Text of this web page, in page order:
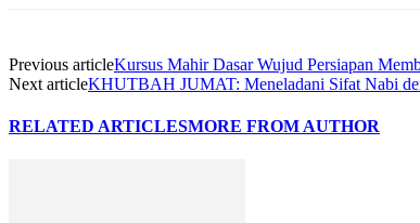
Previous articleKursus Mahir Dasar Wujud Persiapan
Next articleKHUTBAH JUMAT: Meneladani Sifat Nabi
RELATED ARTICLESMORE FROM AUTHOR